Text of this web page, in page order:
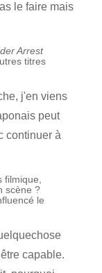
le faire mais
Arrest
titres
j'en viens
peut
continuer à
filmique,
scène ?
le
capable.